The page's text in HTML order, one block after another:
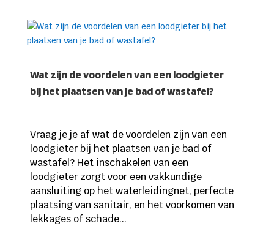
Wat zijn de voordelen van een loodgieter
bij het plaatsen van je bad of wastafel?
Vraag je je af wat de voordelen zijn van een
loodgieter bij het plaatsen van je bad of
wastafel? Het inschakelen van een
loodgieter zorgt voor een vakkundige
aansluiting op het waterleidingnet, perfecte
plaatsing van sanitair, en het voorkomen van
lekkages of schade...